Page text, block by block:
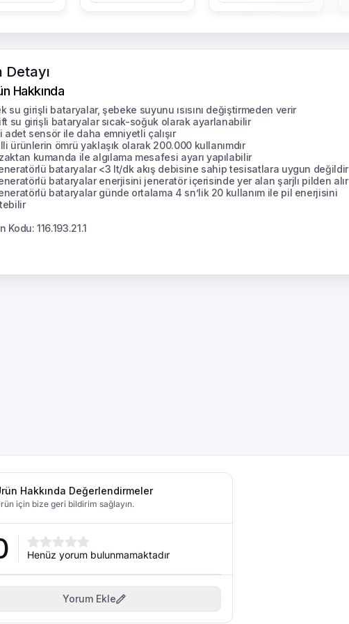
Detayı
Hakkında
su girişli bataryalar, şebeke suyunu ısısını değiştirmeden verir
su girişli bataryalar sıcak-soğuk olarak ayarlanabilir
adet sensör ile daha emniyetli çalışır
ürünlerin ömrü yaklaşık olarak 200.000 kullanımdır
kumanda ile algılama mesafesi ayarı yapılabilir
bataryalar <3 lt/dk akış debisine sahip tesisatlara uygun değildir
bataryalar enerjisini jeneratör içerisinde yer alan şarjlı pilden alır
bataryalar günde ortalama 4 sn’lik 20 kullanım ile pil enerjisini
Kodu: 116.193.21.1
Hakkında Değerlendirmeler
için bize geri bildirim sağlayın.
Henüz yorum bulunmamaktadır
Yorum Ekle